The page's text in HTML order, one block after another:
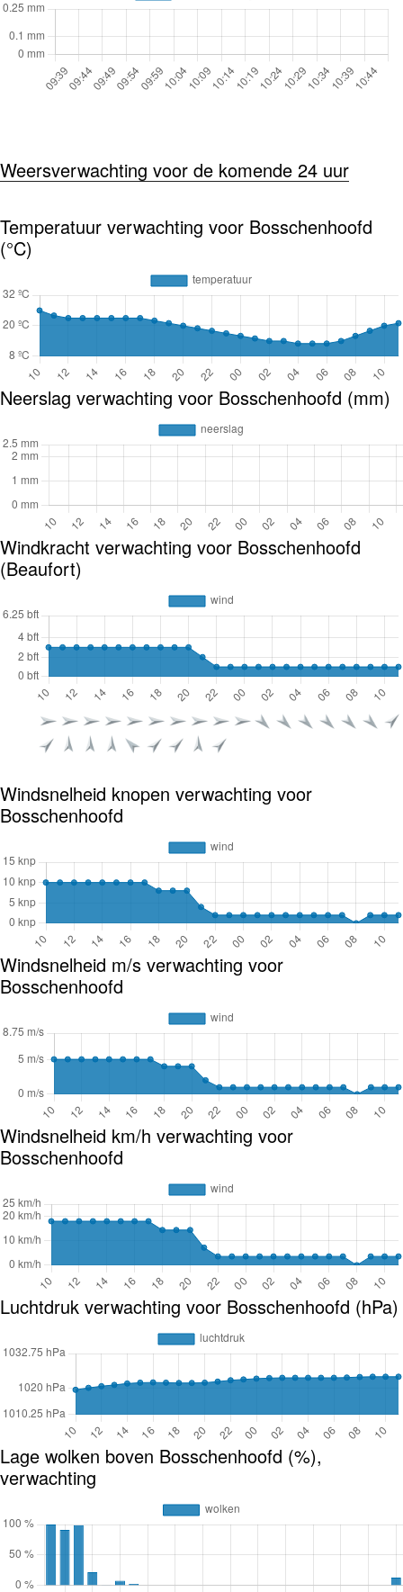
Weersverwachting voor de komende 24 uur
Temperatuur verwachting voor Bosschenhoofd
(°C)
Neerslag verwachting voor Bosschenhoofd (mm)
Windkracht verwachting voor Bosschenhoofd
(Beaufort)
Windsnelheid knopen verwachting voor
Bosschenhoofd
Windsnelheid m/s verwachting voor
Bosschenhoofd
Windsnelheid km/h verwachting voor
Bosschenhoofd
Luchtdruk verwachting voor Bosschenhoofd (hPa)
Lage wolken boven Bosschenhoofd (%),
verwachting